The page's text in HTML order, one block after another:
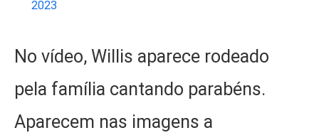
2023
No vídeo, Willis aparece rodeado
pela família cantando parabéns.
Aparecem nas imagens a